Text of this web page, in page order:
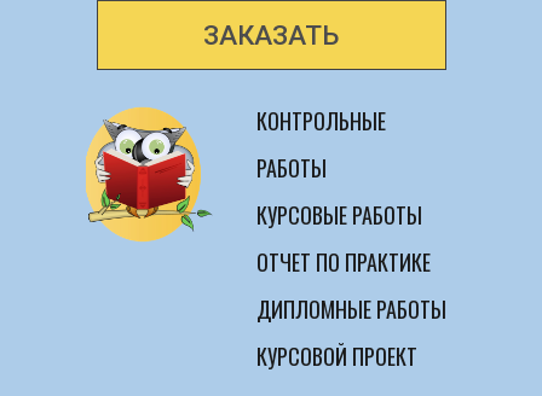
ЗАКАЗАТЬ
КОНТРОЛЬНЫЕ
РАБОТЫ
КУРСОВЫЕ РАБОТЫ
ОТЧЕТ ПО ПРАКТИКЕ
ДИПЛОМНЫЕ РАБОТЫ
КУРСОВОЙ ПРОЕКТ